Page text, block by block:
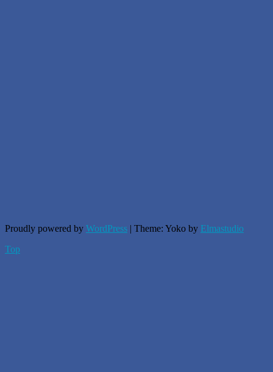
Proudly powered by WordPress | Theme: Yoko by Elmastudio
Top